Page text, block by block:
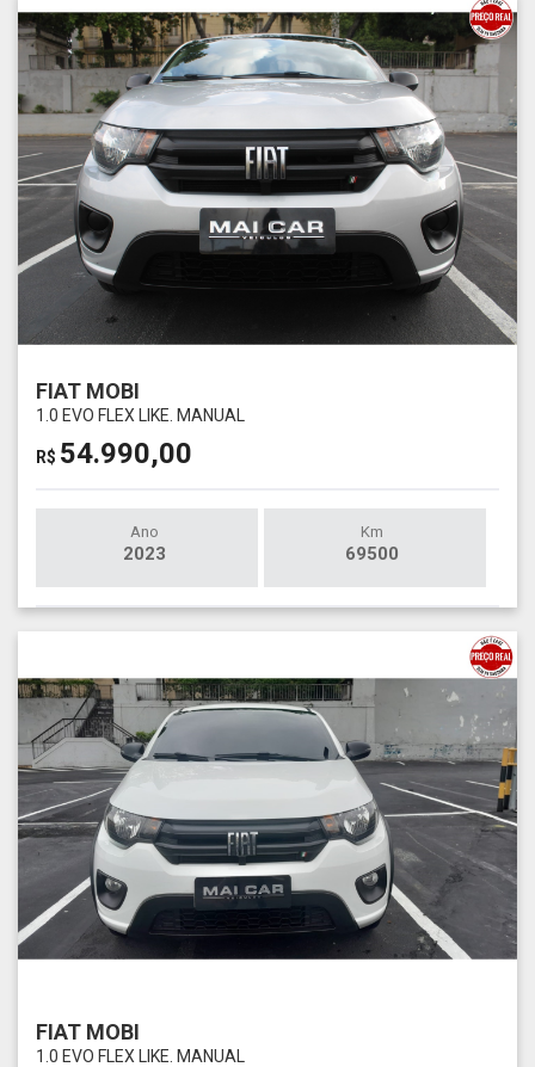
FIAT MOBI
1.0 EVO FLEX LIKE. MANUAL
R$ 54.990,00
Ano
2023
Km
69500
FIAT MOBI
1.0 EVO FLEX LIKE. MANUAL